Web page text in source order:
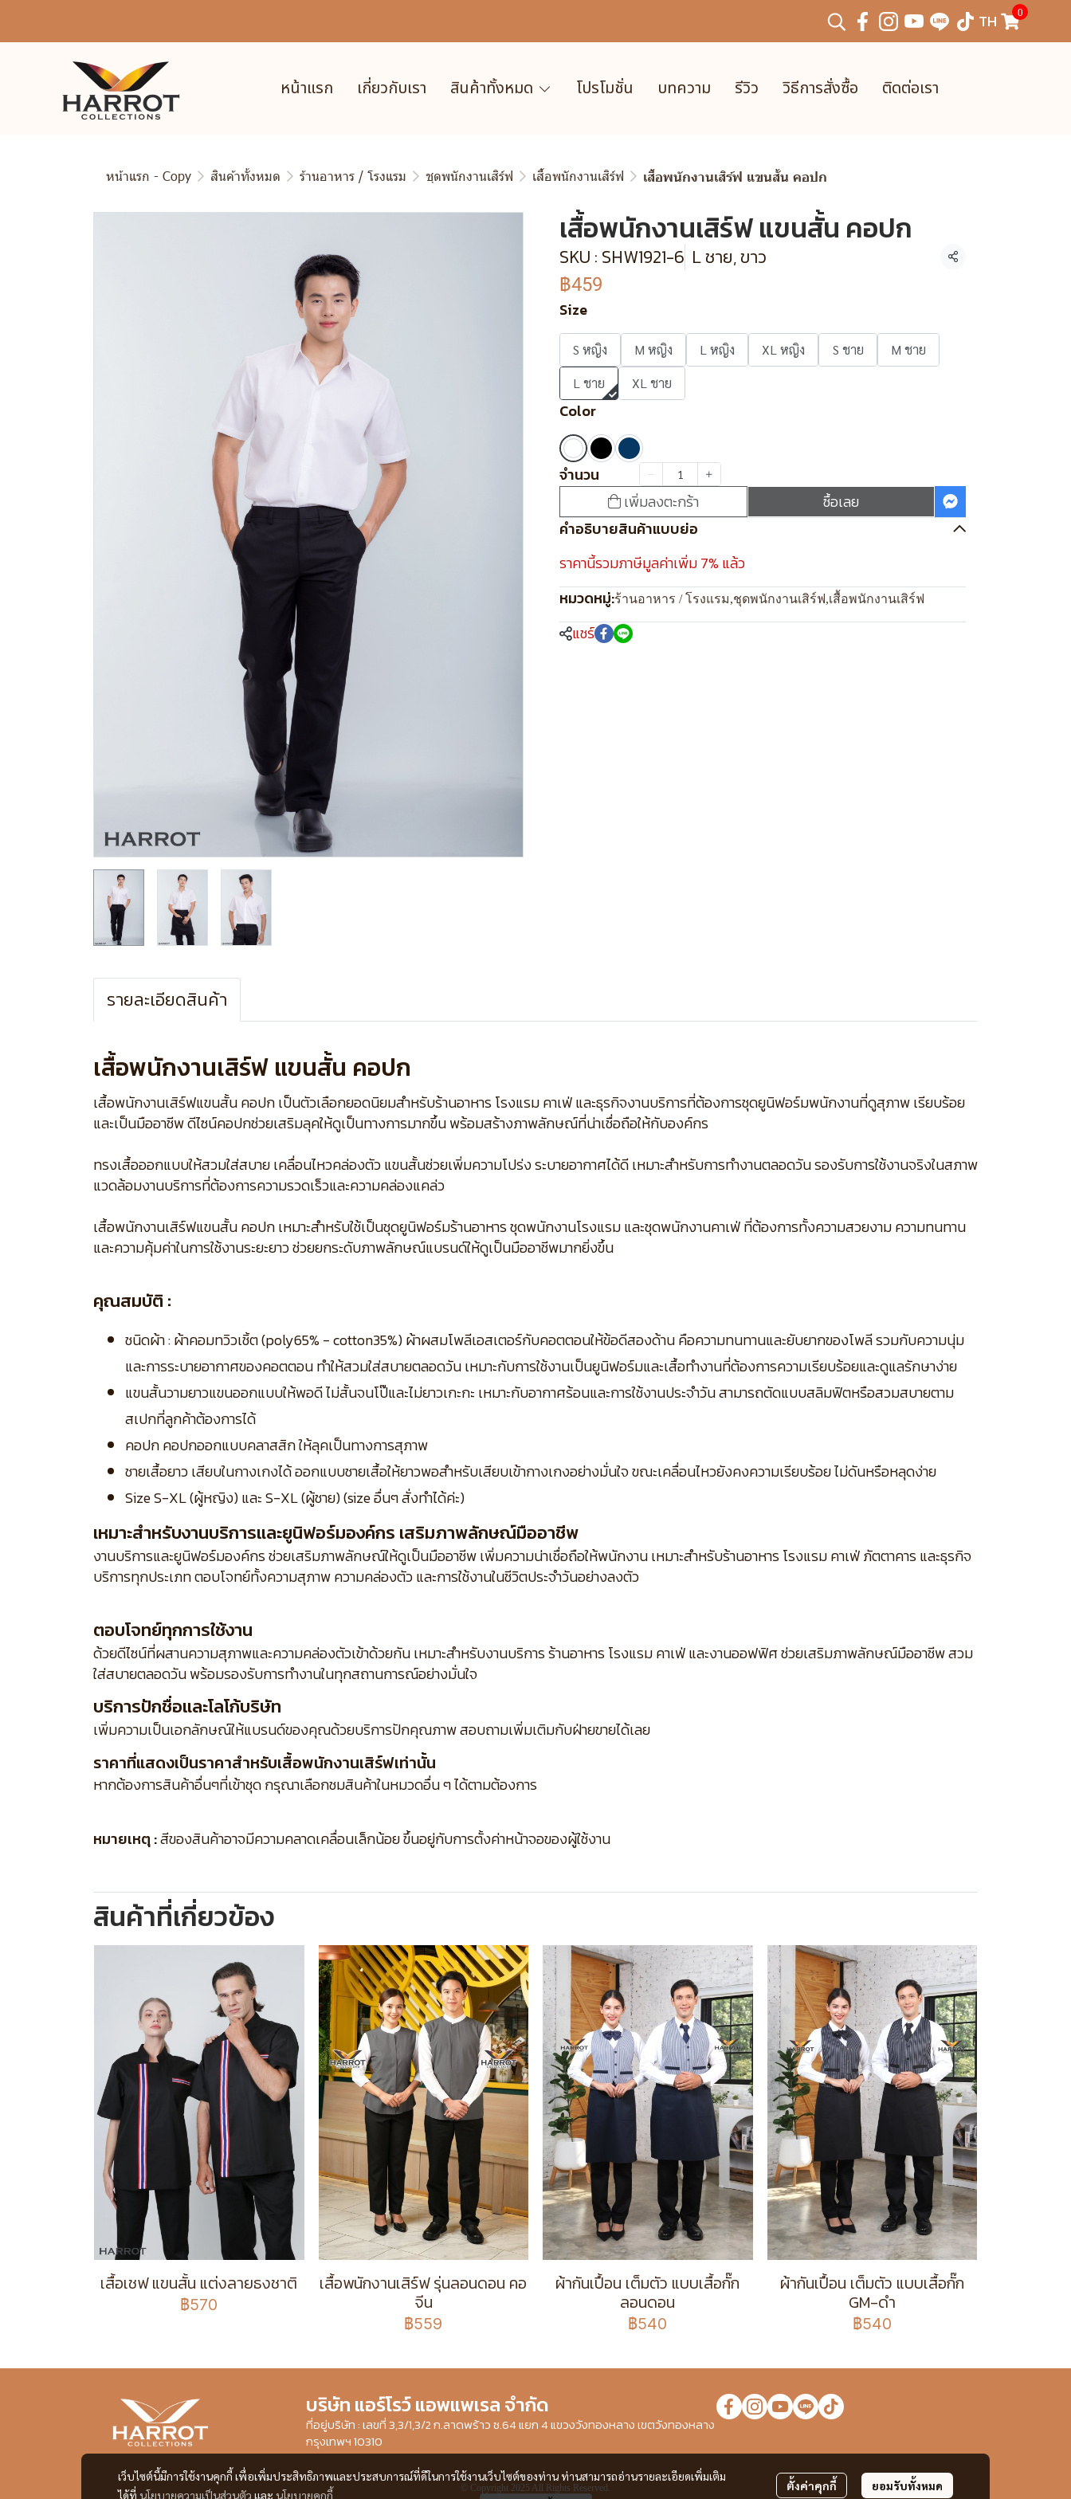
TH 0
หน้าแรก เกี่ยวกับเรา สินค้าทั้งหมด โปรโมชั่น บทความ รีวิว วิธีการสั่งซื้อ ติดต่อเรา
หน้าแรก - Copy สินค้าทั้งหมด ร้านอาหาร / โรงแรม ชุดพนักงานเสิร์ฟ เสื้อพนักงานเสิร์ฟ เสื้อพนักงานเสิร์ฟ แขนสั้น คอปก
เสื้อพนักงานเสิร์ฟ แขนสั้น คอปก
SKU : SHW1921-6 L ชาย, ขาว แชร์
฿459
Size
S หญิง M หญิง L หญิง XL หญิง S ชาย
M ชาย
L ชาย
XL ชาย
Color
จำนวน
เพิ่มลงตะกร้า
ซื้อเลย
คำอธิบายสินค้าแบบย่อ
ราคานี้รวมภาษีมูลค่าเพิ่ม 7% แล้ว
หมวดหมู่:ร้านอาหาร / โรงแรม,ชุดพนักงานเสิร์ฟ,เสื้อพนักงานเสิร์ฟ
แชร์
รายละเอียดสินค้า
เสื้อพนักงานเสิร์ฟ แขนสั้น คอปก
เสื้อพนักงานเสิร์ฟแขนสั้น คอปก เป็นตัวเลือกยอดนิยมสำหรับร้านอาหาร โรงแรม คาเฟ่ และธุรกิจงานบริการที่ต้องการชุดยูนิฟอร์มพนักงานที่ดูสุภาพ เรียบร้อย
และเป็นมืออาชีพ ดีไซน์คอปกช่วยเสริมลุคให้ดูเป็นทางการมากขึ้น พร้อมสร้างภาพลักษณ์ที่น่าเชื่อถือให้กับองค์กร
ทรงเสื้อออกแบบให้สวมใส่สบาย เคลื่อนไหวคล่องตัว แขนสั้นช่วยเพิ่มความโปร่ง ระบายอากาศได้ดี เหมาะสำหรับการทำงานตลอดวัน รองรับการใช้งานจริงในสภาพ
แวดล้อมงานบริการที่ต้องการความรวดเร็วและความคล่องแคล่ว
เสื้อพนักงานเสิร์ฟแขนสั้น คอปก เหมาะสำหรับใช้เป็นชุดยูนิฟอร์มร้านอาหาร ชุดพนักงานโรงแรม และชุดพนักงานคาเฟ่ ที่ต้องการทั้งความสวยงาม ความทนทาน
และความคุ้มค่าในการใช้งานระยะยาว ช่วยยกระดับภาพลักษณ์แบรนด์ให้ดูเป็นมืออาชีพมากยิ่งขึ้น
คุณสมบัติ :
ชนิดผ้า : ผ้าคอมทวิวเชิ้ต (poly65% - cotton35%) ผ้าผสมโพลีเอสเตอร์กับคอตตอนให้ข้อดีสองด้าน คือความทนทานและยับยากของโพลี รวมกับความนุ่ม
และการระบายอากาศของคอตตอน ทำให้สวมใส่สบายตลอดวัน เหมาะกับการใช้งานเป็นยูนิฟอร์มและเสื้อทำงานที่ต้องการความเรียบร้อยและดูแลรักษาง่าย
แขนสั้นวามยาวแขนออกแบบให้พอดี ไม่สั้นจนโป๊และไม่ยาวเกะกะ เหมาะกับอากาศร้อนและการใช้งานประจำวัน สามารถตัดแบบสลิมฟิตหรือสวมสบายตาม
สเปกที่ลูกค้าต้องการได้
คอปก คอปกออกแบบคลาสสิก ให้ลุคเป็นทางการสุภาพ
ชายเสื้อยาว เสียบในกางเกงได้ ออกแบบชายเสื้อให้ยาวพอสำหรับเสียบเข้ากางเกงอย่างมั่นใจ ขณะเคลื่อนไหวยังคงความเรียบร้อย ไม่ดันหรือหลุดง่าย
Size S-XL (ผู้หญิง) และ S-XL (ผู้ชาย) (size อื่นๆ สั่งทำได้ค่ะ)
เหมาะสำหรับงานบริการและยูนิฟอร์มองค์กร เสริมภาพลักษณ์มืออาชีพ
งานบริการและยูนิฟอร์มองค์กร ช่วยเสริมภาพลักษณ์ให้ดูเป็นมืออาชีพ เพิ่มความน่าเชื่อถือให้พนักงาน เหมาะสำหรับร้านอาหาร โรงแรม คาเฟ่ ภัตตาคาร และธุรกิจ
บริการทุกประเภท ตอบโจทย์ทั้งความสุภาพ ความคล่องตัว และการใช้งานในชีวิตประจำวันอย่างลงตัว
ตอบโจทย์ทุกการใช้งาน
ด้วยดีไซน์ที่ผสานความสุภาพและความคล่องตัวเข้าด้วยกัน เหมาะสำหรับงานบริการ ร้านอาหาร โรงแรม คาเฟ่ และงานออฟฟิศ ช่วยเสริมภาพลักษณ์มืออาชีพ สวม
ใส่สบายตลอดวัน พร้อมรองรับการทำงานในทุกสถานการณ์อย่างมั่นใจ
บริการปักชื่อและโลโก้บริษัท
เพิ่มความเป็นเอกลักษณ์ให้แบรนด์ของคุณด้วยบริการปักคุณภาพ สอบถามเพิ่มเติมกับฝ่ายขายได้เลย
ราคาที่แสดงเป็นราคาสำหรับเสื้อพนักงานเสิร์ฟเท่านั้น
หากต้องการสินค้าอื่นๆที่เข้าชุด กรุณาเลือกชมสินค้าในหมวดอื่น ๆ ได้ตามต้องการ
หมายเหตุ :สีของสินค้าอาจมีความคลาดเคลื่อนเล็กน้อย ขึ้นอยู่กับการตั้งค่าหน้าจอของผู้ใช้งาน
สินค้าที่เกี่ยวข้อง
เสื้อเชฟ แขนสั้น แต่งลายธงชาติ
฿570
เสื้อพนักงานเสิร์ฟ รุ่นลอนดอน คอ
จีน
฿559
ผ้ากันเปื้อน เต็มตัว แบบเสื้อกั๊ก
ลอนดอน
฿540
ผ้ากันเปื้อน เต็มตัว แบบเสื้อกั๊ก
GM-ดำ
฿540
เว็บไซต์นี้มีการใช้งานคุกกี้ เพื่อเพิ่มประสิทธิภาพและประสบการณ์ที่ดีในการใช้งานเว็บไซต์ของท่าน ท่านสามารถอ่านรายละเอียดเพิ่มเติม
ได้ที่ นโยบายความเป็นส่วนตัว และ นโยบายคุกกี้
ตั้งค่าคุกกี้ ยอมรับทั้งหมด
บริษัท แอร์โรว์ แอพแพเรล จำกัด
ที่อยู่บริษัท : เลขที่ 3,3/1,3/2 ก.ลาดพร้าว ซ.64 แยก 4 แขวงวังทองหลาง เขตวังทองหลาง
กรุงเทพฯ 10310
© Copyright 2025 All Rights Reserved.